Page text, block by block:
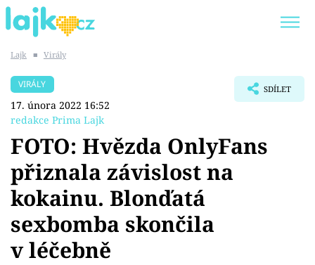
SHOPAHOLICADEL
Témata
Showbyznys
Youtubeři
Lajk ■ Virály
VIRÁLY
17. února 2022 16:52
redakce Prima Lajk
SDÍLET
FOTO: Hvězda OnlyFans
přiznala závislost na
kokainu. Blonďatá
sexbomba skončila
v léčebně